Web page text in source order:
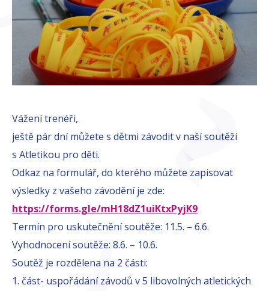
Vážení trenéři,
ještě pár dní můžete s dětmi závodit v naší soutěži
s Atletikou pro děti.
Odkaz na formulář, do kterého můžete zapisovat
výsledky z vašeho závodění je zde:
https://forms.gle/mH18dZ1uiKtxPyjK9
Termín pro uskutečnění soutěže: 11.5. – 6.6.
Vyhodnocení soutěže: 8.6. – 10.6.
Soutěž je rozdělena na 2 části:
1. část- uspořádání závodů v 5 libovolných atletických